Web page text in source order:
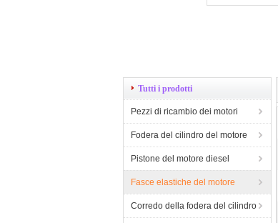
Tutti i prodotti
Pezzi di ricambio dei motori
Fodera del cilindro del motore
Pistone del motore diesel
Fasce elastiche del motore
Corredo della fodera del cilindro